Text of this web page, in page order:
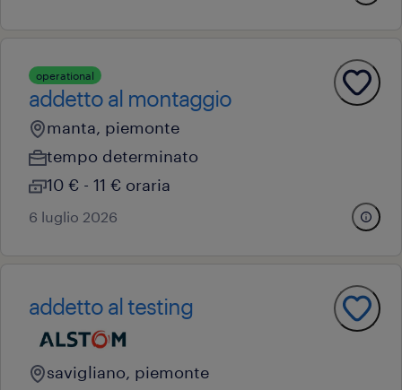
operational
addetto al montaggio
manta, piemonte
tempo determinato
10 € - 11 € oraria
6 luglio 2026
addetto al testing
savigliano, piemonte